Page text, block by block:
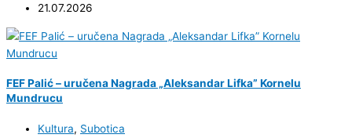
21.07.2026
FEF Palić – uručena Nagrada „Aleksandar Lifka” Kornelu
Mundrucu
Kultura, Subotica